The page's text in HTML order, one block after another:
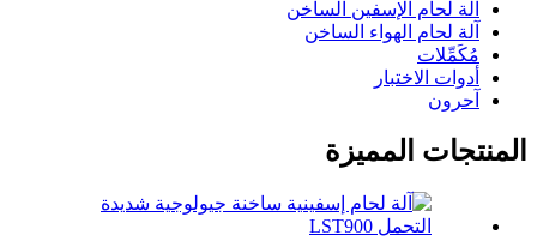
آلة لحام الإسفين الساخن
آلة لحام الهواء الساخن
مُكَمِّلات
أدوات الاختبار
آحرون
المنتجات المميزة